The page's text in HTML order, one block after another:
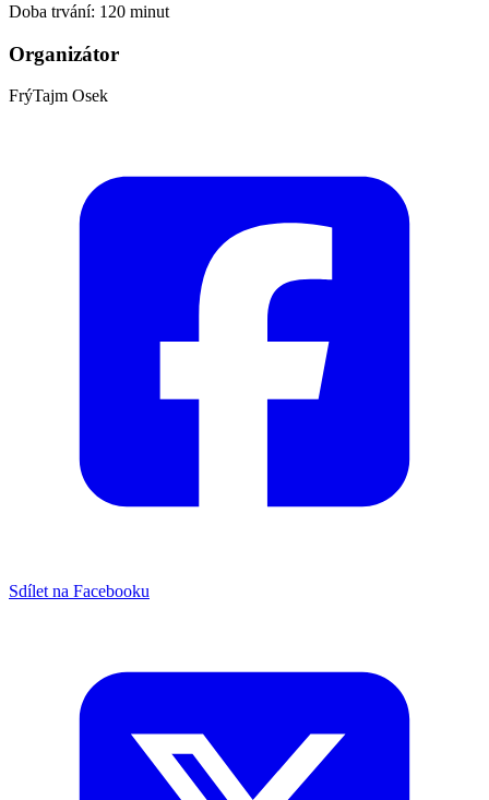
Doba trvání: 120 minut
Organizátor
FrýTajm Osek
Sdílet na Facebooku